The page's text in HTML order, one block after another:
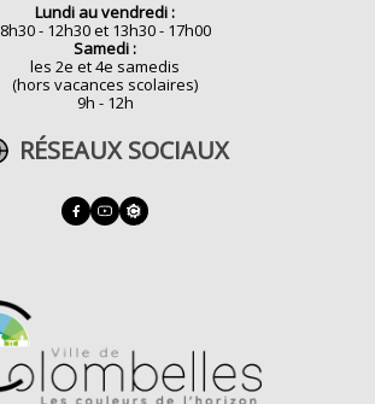
Lundi au vendredi :
8h30 - 12h30 et 13h30 - 17h00
Samedi :
les 2e et 4e samedis
(hors vacances scolaires)
9h - 12h
RÉSEAUX SOCIAUX